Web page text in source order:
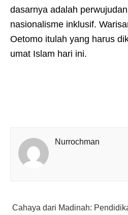
dasarnya adalah
nasionalisme inklusif.
Oetomo itulah yang harus
umat Islam hari ini.
Nurrochman
Cahaya dari Madinah: